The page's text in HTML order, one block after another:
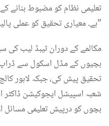
ہے۔ معیاری تحقیق کو عملی پالیسی فیصلوں سے جوڑنا ناگزیر ہے۔”
مکالمے کے دوران ٹیبڈ لیب کی
بچیوں کے مڈل اسکول سے ڈراپ
تحقیق پیش کی، جبکہ لاہور
شعبہ اسپیشل ایجوکیشن ڈاکٹر
بچوں کو درپیش تعلیمی مسائل